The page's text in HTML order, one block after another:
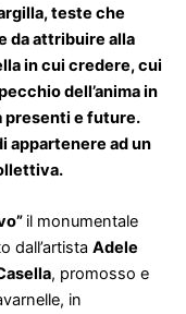
teste che
da attribuire alla
in cui credere, cui
dell’anima in
e future.
appartenere ad un
il monumentale
dall’artista Adele
, promosso e
in